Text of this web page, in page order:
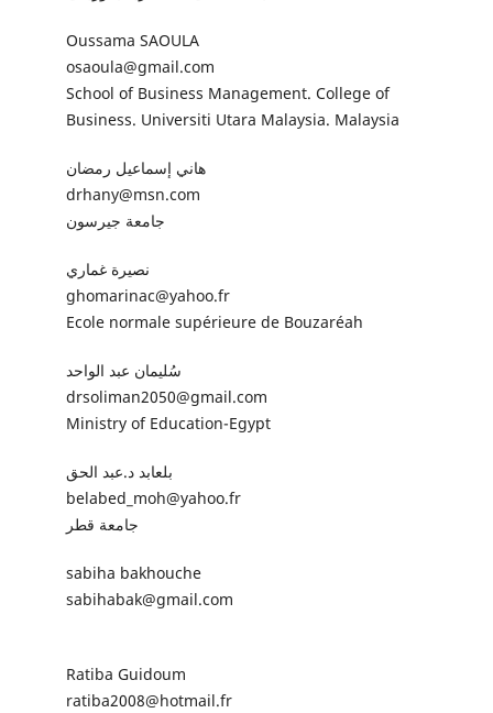
Oussama SAOULA
osaoula@gmail.com
School of Business Management. College of
Business. Universiti Utara Malaysia. Malaysia
هاني إسماعيل رمضان
drhany@msn.com
جامعة جيرسون
نصيرة غماري
ghomarinac@yahoo.fr
Ecole normale supérieure de Bouzaréah
سُليمان عبد الواحد
drsoliman2050@gmail.com
Ministry of Education-Egypt
بلعابد د.عبد الحق
belabed_moh@yahoo.fr
جامعة قطر
sabiha bakhouche
sabihabak@gmail.com
Ratiba Guidoum
ratiba2008@hotmail.fr